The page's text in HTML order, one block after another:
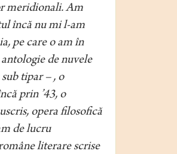
meridionali. Am
încă nu mi l-am
pe care o am în
de nuvele
tipar – , o
prin ’43, o
opera filosofică
de lucru
literare scrise